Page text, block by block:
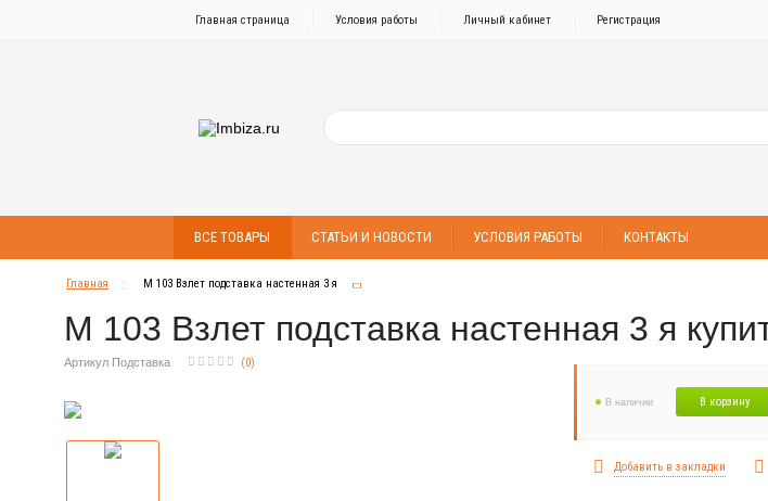
Главная страница Условия работы Личный кабинет Регистрация
ВСЕ ТОВАРЫ СТАТЬИ И НОВОСТИ УСЛОВИЯ РАБОТЫ КОНТАКТЫ
Главная М 103 Взлет подставка настенная 3 я
М 103 Взлет подставка настенная 3 я
Артикул Подставка (0)
В наличии В корзину
Добавить в закладки